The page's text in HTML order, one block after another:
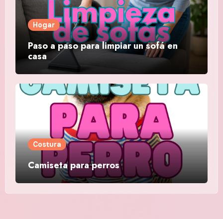
Hogar
Paso a paso para limpiar un sofá en
casa
Costura
Camiseta para perros